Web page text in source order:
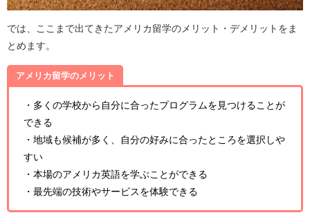
では、ここまで出てきたアメリカ留学のメリット・デメリットをま
とめます。
アメリカ留学のメリット
・多くの学校から自分に合ったプログラムを見つけることが
できる
・地域も候補が多く、自分の好みに合ったところを選択しや
すい
・本場のアメリカ英語を学ぶことができる
・最先端の技術やサービスを体験できる